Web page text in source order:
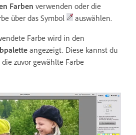
Farben verwenden oder die
über das Symbol
auswählen.
Farbe wird in den
angezeigt. Diese kannst du
zuvor gewählte Farbe